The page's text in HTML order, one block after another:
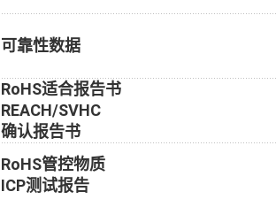
可靠性数据
RoHS适合报告书
REACH/SVHC
确认报告书
RoHS管控物质
ICP测试报告